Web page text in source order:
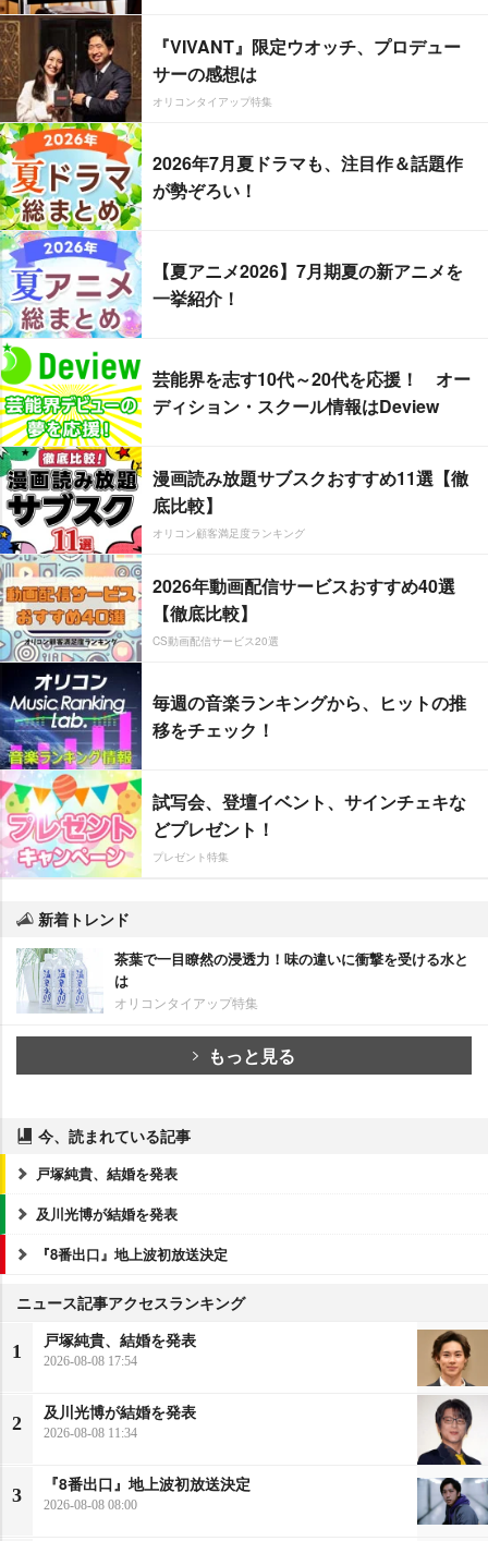
『VIVANT』限定ウオッチ、プロデュー
サーの感想は
オリコンタイアップ特集
2026年7月夏ドラマも、注目作＆話題作
が勢ぞろい！
【夏アニメ2026】7月期夏の新アニメを
一挙紹介！
芸能界を志す10代～20代を応援！ オー
ディション・スクール情報はDeview
漫画読み放題サブスクおすすめ11選【徹
底比較】
オリコン顧客満足度ランキング
2026年動画配信サービスおすすめ40選
【徹底比較】
CS動画配信サービス20選
毎週の音楽ランキングから、ヒットの推
移をチェック！
試写会、登壇イベント、サインチェキな
どプレゼント！
プレゼント特集
新着トレンド
茶葉で一目瞭然の浸透力！味の違いに衝撃を受ける水と
は
オリコンタイアップ特集
もっと見る
今、読まれている記事
戸塚純貴、結婚を発表
及川光博が結婚を発表
『8番出口』地上波初放送決定
ニュース記事アクセスランキング
1
戸塚純貴、結婚を発表
2026-08-08 17:54
2
及川光博が結婚を発表
2026-08-08 11:34
3
『8番出口』地上波初放送決定
2026-08-08 08:00